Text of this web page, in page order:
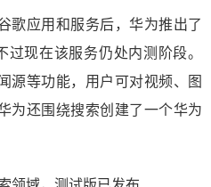
歌应用和服务后，华为推出了
过现在该服务仍处内测阶段。
源等功能，用户可对视频、图
为还围绕搜索创建了一个华为